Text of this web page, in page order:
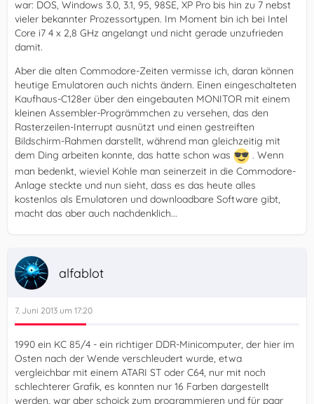
war: DOS, Windows 3.0, 3.1, 95, 98SE, XP Pro bis hin zu 7 nebst
vieler bekannter Prozessortypen. Im Moment bin ich bei Intel
Core i7 4 x 2,8 GHz angelangt und nicht gerade unzufrieden
damit.
Aber die alten Commodore-Zeiten vermisse ich, daran können
heutige Emulatoren auch nichts ändern. Einen eingeschalteten
Kaufhaus-C128er über den eingebauten MONITOR mit einem
kleinen Assembler-Progrämmchen zu versehen, das den
Rasterzeilen-Interrupt ausnützt und einen gestreiften
Bildschirm-Rahmen darstellt, während man gleichzeitig mit
dem Ding arbeiten konnte, das hatte schon was
. Wenn
man bedenkt, wieviel Kohle man seinerzeit in die Commodore-
Anlage steckte und nun sieht, dass es das heute alles
kostenlos als Emulatoren und downloadbare Software gibt,
macht das aber auch nachdenklich...
alfablot
7. Juni 2013 um 17:20
1990 ein KC 85/4 - ein richtiger DDR-Minicomputer, der hier im
Osten nach der Wende verschleudert wurde, etwa
vergleichbar mit einem ATARI ST oder C64, nur mit noch
schlechterer Grafik, es konnten nur 16 Farben dargestellt
werden, war aber schoick zum programmieren und für paar